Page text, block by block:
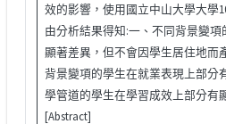
效的影響，使用國立中山大學大學
由分析結果得知:一、不同背景變
顯著差異，但不會因學生居住地而
背景變項的學生在就業表現上部分
學管道的學生在學習成效上部分有
[Abstract]